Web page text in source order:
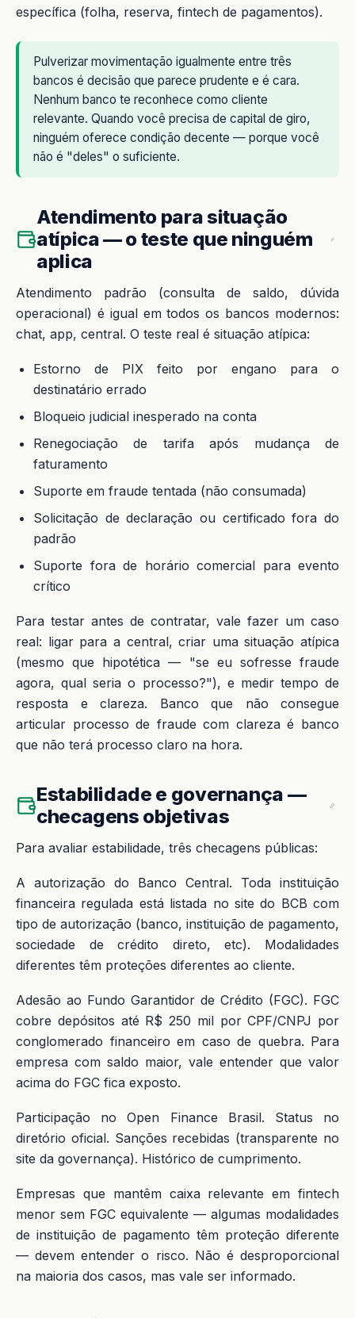
específica (folha, reserva, fintech de pagamentos).
Pulverizar movimentação igualmente entre três
bancos é decisão que parece prudente e é cara.
Nenhum banco te reconhece como cliente
relevante. Quando você precisa de capital de giro,
ninguém oferece condição decente — porque você
não é "deles" o suficiente.
Atendimento para situação
atípica — o teste que ninguém
aplica
Atendimento padrão (consulta de saldo, dúvida
operacional) é igual em todos os bancos modernos:
chat, app, central. O teste real é situação atípica:
Estorno de PIX feito por engano para o
destinatário errado
Bloqueio judicial inesperado na conta
Renegociação de tarifa após mudança de
faturamento
Suporte em fraude tentada (não consumada)
Solicitação de declaração ou certificado fora do
padrão
Suporte fora de horário comercial para evento
crítico
Para testar antes de contratar, vale fazer um caso
real: ligar para a central, criar uma situação atípica
(mesmo que hipotética — "se eu sofresse fraude
agora, qual seria o processo?"), e medir tempo de
resposta e clareza. Banco que não consegue
articular processo de fraude com clareza é banco
que não terá processo claro na hora.
Estabilidade e governança —
checagens objetivas
Para avaliar estabilidade, três checagens públicas:
A autorização do Banco Central. Toda instituição
financeira regulada está listada no site do BCB com
tipo de autorização (banco, instituição de pagamento,
sociedade de crédito direto, etc). Modalidades
diferentes têm proteções diferentes ao cliente.
Adesão ao Fundo Garantidor de Crédito (FGC). FGC
cobre depósitos até R$ 250 mil por CPF/CNPJ por
conglomerado financeiro em caso de quebra. Para
empresa com saldo maior, vale entender que valor
acima do FGC fica exposto.
Participação no Open Finance Brasil. Status no
diretório oficial. Sanções recebidas (transparente no
site da governança). Histórico de cumprimento.
Empresas que mantêm caixa relevante em fintech
menor sem FGC equivalente — algumas modalidades
de instituição de pagamento têm proteção diferente
— devem entender o risco. Não é desproporcional
na maioria dos casos, mas vale ser informado.